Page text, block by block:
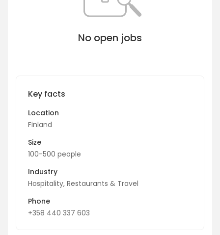
No open jobs
Key facts
Location
Finland
Size
100-500 people
Industry
Hospitality, Restaurants & Travel
Phone
+358 440 337 603